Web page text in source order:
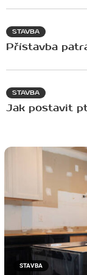
STAVBA
Přístavba
STAVBA
Jak postavit
STAVBA